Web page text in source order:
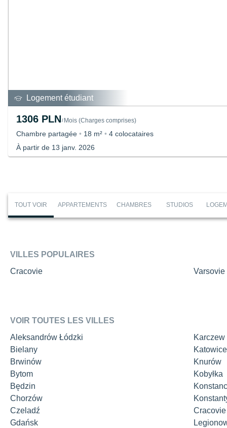
Logement étudiant
1306 PLN/Mois (Charges comprises)
Chambre partagée • 18 m² • 4 colocataires
À partir de 13 janv. 2026
TOUT VOIR APPARTEMENTS CHAMBRES STUDIOS
VILLES POPULAIRES
Cracovie
Varsovie
VOIR TOUTES LES VILLES
Aleksandrów Łódzki
Bielany
Brwinów
Bytom
Będzin
Chorzów
Czeladź
Gdańsk
Karczew
Katowice
Knurów
Kobyłka
Cracovie